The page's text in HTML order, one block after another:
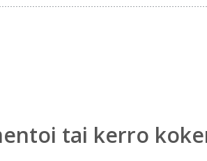
tai kerro